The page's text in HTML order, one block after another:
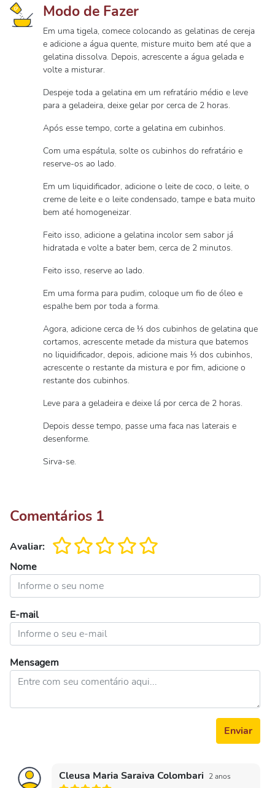
Modo de Fazer
Em uma tigela, comece colocando as gelatinas de cereja
e adicione a água quente, misture muito bem até que a
gelatina dissolva. Depois, acrescente a água gelada e
volte a misturar.
Despeje toda a gelatina em um refratário médio e leve
para a geladeira, deixe gelar por cerca de 2 horas.
Após esse tempo, corte a gelatina em cubinhos.
Com uma espátula, solte os cubinhos do refratário e
reserve-os ao lado.
Em um liquidificador, adicione o leite de coco, o leite, o
creme de leite e o leite condensado, tampe e bata muito
bem até homogeneizar.
Feito isso, adicione a gelatina incolor sem sabor já
hidratada e volte a bater bem, cerca de 2 minutos.
Feito isso, reserve ao lado.
Em uma forma para pudim, coloque um fio de óleo e
espalhe bem por toda a forma.
Agora, adicione cerca de ⅓ dos cubinhos de gelatina que
cortamos, acrescente metade da mistura que batemos
no liquidificador, depois, adicione mais ⅓ dos cubinhos,
acrescente o restante da mistura e por fim, adicione o
restante dos cubinhos.
Leve para a geladeira e deixe lá por cerca de 2 horas.
Depois desse tempo, passe uma faca nas laterais e
desenforme.
Sirva-se.
Comentários 1
Avaliar:
Nome
E-mail
Mensagem
Enviar
Cleusa Maria Saraiva Colombari 2 anos